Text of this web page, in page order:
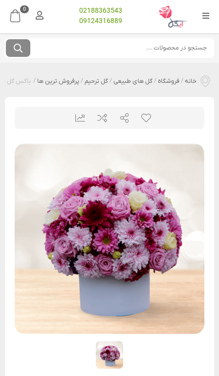
02188363543
09124316889
0
خانه/فروشگاه/گل های طبیعی/گل ترحیم/پرفروش ترین ها / باکس گل